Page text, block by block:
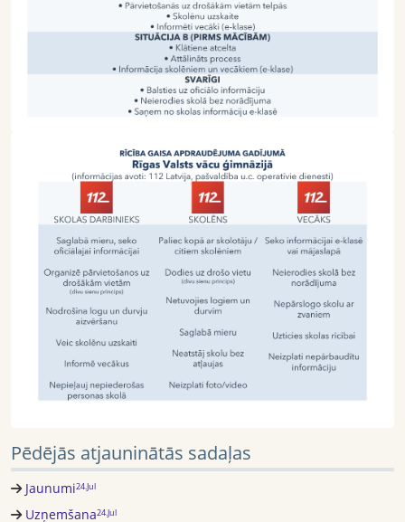
Pēdējās atjauninātās sadaļas
Jaunumi24.Jul
Uzņemšana24.Jul